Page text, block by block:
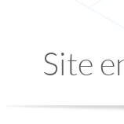
Site